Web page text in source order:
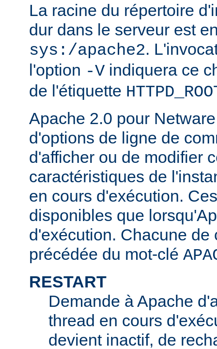
La racine du répertoire
dur dans le serveur est
sys:/apache2.
l'option -V indiquera ce
de l'étiquette
Apache 2.0 pour
d'options de ligne de
d'afficher ou de modifier
caractéristiques de
en cours d'exécution.
disponibles que
d'exécution. Chacune de
précédée du mot-clé
RESTART
Demande à Apache
thread en cours
devient inactif, de